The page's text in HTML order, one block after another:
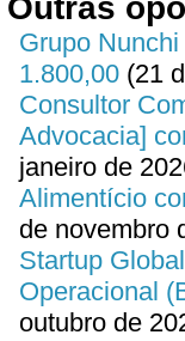
Outras
Grupo
1.800,00 (21
Consultor
Advocacia]
janeiro de
Alimentício
de novembro
Startup
Operacional
outubro de